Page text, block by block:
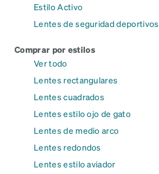
Estilo Activo
Lentes de seguridad deportivos
Comprar por estilos
Ver todo
Lentes rectangulares
Lentes cuadrados
Lentes estilo ojo de gato
Lentes de medio arco
Lentes redondos
Lentes estilo aviador